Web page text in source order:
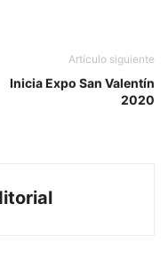
Artículo siguiente
Inicia Expo San Valentín
2020